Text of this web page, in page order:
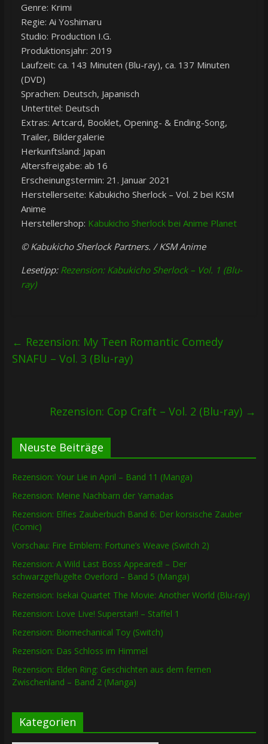
Genre: Krimi
Regie: Ai Yoshimaru
Studio: Production I.G.
Produktionsjahr: 2019
Laufzeit: ca. 143 Minuten (Blu-ray), ca. 137 Minuten
(DVD)
Sprachen: Deutsch, Japanisch
Untertitel: Deutsch
Extras: Artcard, Booklet, Opening- & Ending-Song,
Trailer, Bildergalerie
Herkunftsland: Japan
Altersfreigabe: ab 16
Erscheinungstermin: 21. Januar 2021
Herstellerseite: Kabukicho Sherlock – Vol. 2 bei KSM
Anime
Herstellershop: Kabukicho Sherlock bei Anime Planet
© Kabukicho Sherlock Partners. / KSM Anime
Lesetipp: Rezension: Kabukicho Sherlock – Vol. 1 (Blu-
ray)
← Rezension: My Teen Romantic Comedy
SNAFU – Vol. 3 (Blu-ray)
Rezension: Cop Craft – Vol. 2 (Blu-ray) →
Neuste Beiträge
Rezension: Your Lie in April – Band 11 (Manga)
Rezension: Meine Nachbarn der Yamadas
Rezension: Elfies Zauberbuch Band 6: Der korsische Zauber
(Comic)
Vorschau: Fire Emblem: Fortune’s Weave (Switch 2)
Rezension: A Wild Last Boss Appeared! – Der
schwarzgeflügelte Overlord – Band 5 (Manga)
Rezension: Isekai Quartet The Movie: Another World (Blu-ray)
Rezension: Love Live! Superstar!! – Staffel 1
Rezension: Biomechanical Toy (Switch)
Rezension: Das Schloss im Himmel
Rezension: Elden Ring: Geschichten aus dem fernen
Zwischenland – Band 2 (Manga)
Kategorien